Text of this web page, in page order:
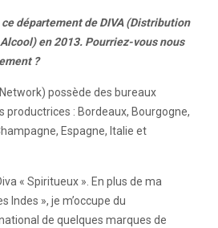
ce département de DIVA (Distribution
en 2013. Pourriez-vous nous
?
Network) possède des bureaux
productrices : Bordeaux, Bourgogne,
Espagne, Italie et
« Spiritueux ». En plus de ma
Indes », je m’occupe du
de quelques marques de